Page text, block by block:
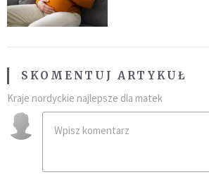
SKOMENTUJ ARTYKUŁ
Kraje nordyckie najlepsze dla matek